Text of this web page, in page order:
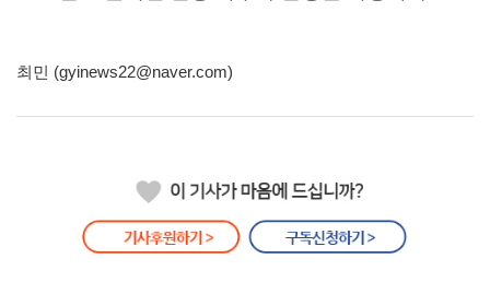
최민 (gyinews22@naver.com)